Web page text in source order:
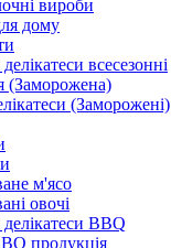
вироби
дому
всесезонні
(Заморожена)
(Заморожені)
м'ясо
овочі
делікатеси BBQ
продукція